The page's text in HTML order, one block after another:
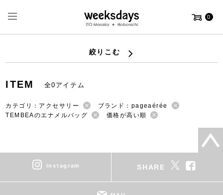
0
絞りこむ
ITEM 全0アイテム
カテゴリ：アクセサリー
ブランド：pageaérée
TEMBEAのエナメルバッグ
価格が高い順
instagram SHARE